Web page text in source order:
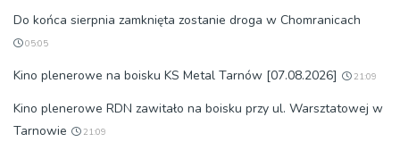
Do końca sierpnia zamknięta zostanie droga w Chomranicach
05:05
Kino plenerowe na boisku KS Metal Tarnów [07.08.2026] 21:09
Kino plenerowe RDN zawitało na boisku przy ul. Warsztatowej w
Tarnowie
21:09